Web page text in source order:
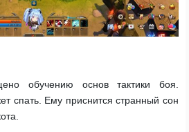
обучению основ тактики боя.
спать. Ему приснится странный сон